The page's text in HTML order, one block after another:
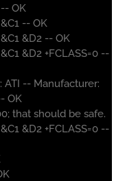
-- OK
-- OK
&D2 -- OK
&D2 +FCLASS=0 --
ATI -- Manufacturer:
OK
that should be safe.
&D2 +FCLASS=0 --